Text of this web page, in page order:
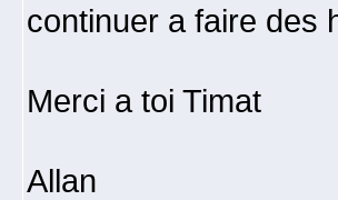
continuer a faire des
Merci a toi Timat
Allan